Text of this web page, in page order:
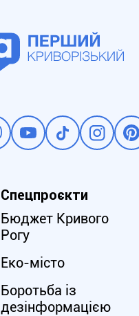
Спецпроєкти
Бюджет Кривого
Рогу
Еко-місто
Боротьба із
дезінформацією